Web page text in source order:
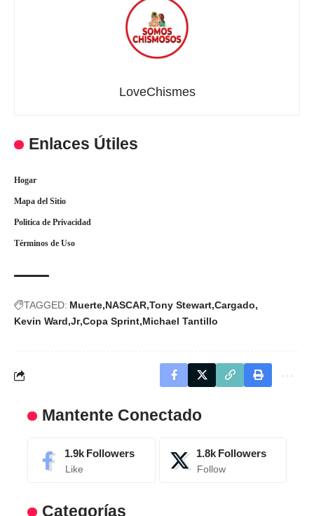
LoveChismes
Enlaces Útiles
Hogar
Mapa del Sitio
Politica de Privacidad
Términos de Uso
TAGGED: Muerte NASCAR Tony Stewart Cargado
Kevin Ward Jr Copa Sprint Michael Tantillo
Mantente Conectado
1.9k Followers
Like
1.8k Followers
Follow
Categorías